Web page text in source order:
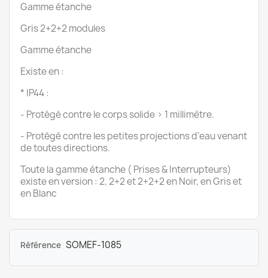
Gamme étanche
Gris 2+2+2 modules
Gamme étanche
Existe en :
* IP44 :
- Protégé contre le corps solide > 1 millimètre.
- Protégé contre les petites projections d’eau venant
de toutes directions.
Toute la gamme étanche ( Prises & Interrupteurs)
existe en version : 2, 2+2 et 2+2+2 en Noir, en Gris et
en Blanc
Référence SOMEF-1085